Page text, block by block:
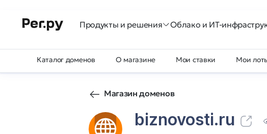
Продукты и решения Облако и ИТ-
Каталог доменов О магазине Мои ставки Мои
Магазин доменов
biznovosti.ru